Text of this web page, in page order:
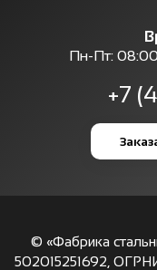
Пн-Пт:
+7
© «Фабрика
502015251692,